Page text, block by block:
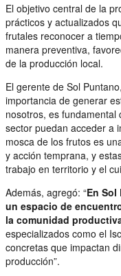
El objetivo central de la
prácticos y actualizados
frutales reconocer a
manera preventiva,
de la producción local.
El gerente de Sol
importancia de generar
nosotros, es
sector puedan acceder a
mosca de los frutos es
y acción temprana, y
trabajo en territorio y el
Además, agregó: “En
un espacio de
la comunidad
especializados como el
concretas que impactan
producción”.